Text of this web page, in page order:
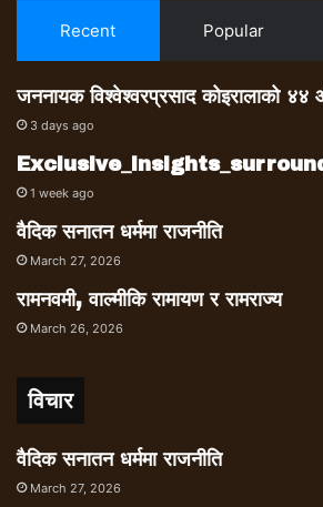
Recent Popular
जननायक विश्वेश्वरप्रसाद कोइरालाको ४४
3 days ago
1 week ago
वैदिक सनातन धर्ममा राजनीति
March 27, 2026
रामनवमी, वाल्मीकि रामायण र रामराज्य
March 26, 2026
विचार
वैदिक सनातन धर्ममा राजनीति
March 27, 2026